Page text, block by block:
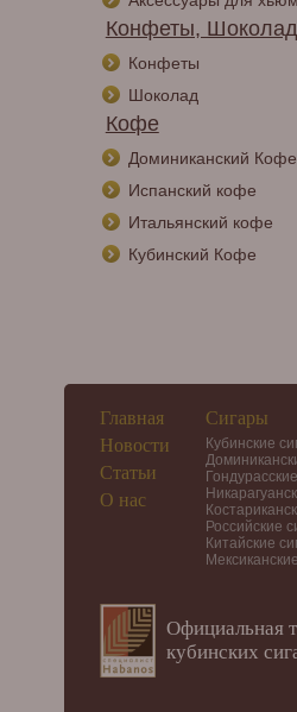
Конфеты, Шоколад
Конфеты
Шоколад
Кофе
Доминиканский Кофе
Испанский кофе
Итальянский кофе
Кубинский Кофе
Главная
Новости
Статьи
О нас
Сигары
Кубинские
Российские
Китайские
Официальная
кубинских